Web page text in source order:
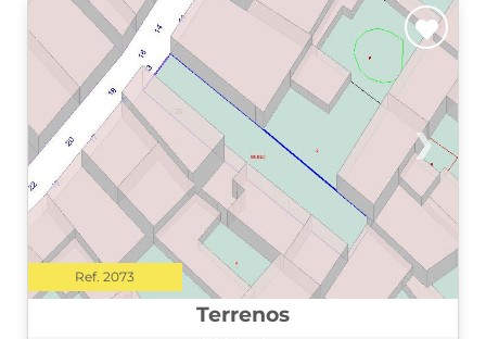
❮ ❯
Ref. 2073
Terrenos